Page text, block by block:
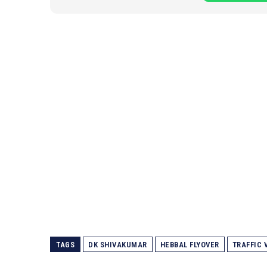
TAGS DK SHIVAKUMAR HEBBAL FLYOVER TRAFFIC